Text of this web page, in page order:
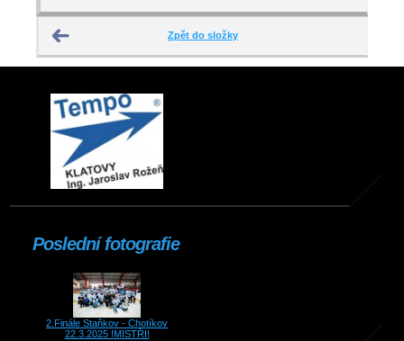
Zpět do složky
Poslední fotografie
2.Finále Staňkov - Chotíkov
22.3.2025 !MISTŘI!